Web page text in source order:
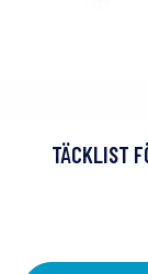
TÄCKLIST